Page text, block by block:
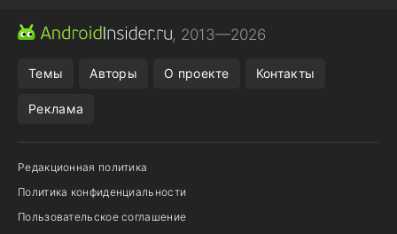
CHROME БРАУЗЕР
, 2013—2026
Темы Авторы О проекте Контакты
Реклама
Редакционная политика
Политика конфиденциальности
Пользовательское соглашение